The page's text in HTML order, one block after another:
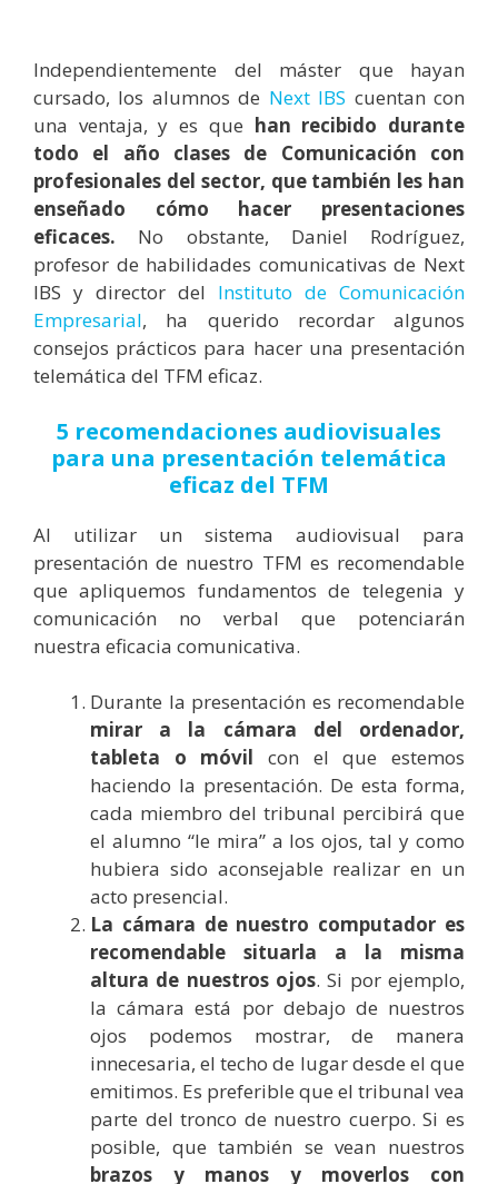
Independientemente del máster que hayan
cursado, los alumnos de Next IBS cuentan con
una ventaja, y es que han recibido durante
todo el año clases de Comunicación con
profesionales del sector, que también les han
enseñado cómo hacer presentaciones
eficaces. No obstante, Daniel Rodríguez,
profesor de habilidades comunicativas de Next
IBS y director del Instituto de Comunicación
Empresarial, ha querido recordar algunos
consejos prácticos para hacer una presentación
telemática del TFM eficaz.
5 recomendaciones audiovisuales
para una presentación telemática
eficaz del TFM
Al utilizar un sistema audiovisual para
presentación de nuestro TFM es recomendable
que apliquemos fundamentos de telegenia y
comunicación no verbal que potenciarán
nuestra eficacia comunicativa.
Durante la presentación es recomendable
mirar a la cámara del ordenador,
tableta o móvil con el que estemos
haciendo la presentación. De esta forma,
cada miembro del tribunal percibirá que
el alumno “le mira” a los ojos, tal y como
hubiera sido aconsejable realizar en un
acto presencial.
La cámara de nuestro computador es
recomendable situarla a la misma
altura de nuestros ojos. Si por ejemplo,
la cámara está por debajo de nuestros
ojos podemos mostrar, de manera
innecesaria, el techo de lugar desde el que
emitimos. Es preferible que el tribunal vea
parte del tronco de nuestro cuerpo. Si es
posible, que también se vean nuestros
brazos y manos y moverlos con